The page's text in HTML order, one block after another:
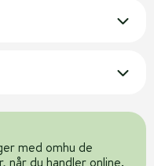
med omhu de
du handler online.